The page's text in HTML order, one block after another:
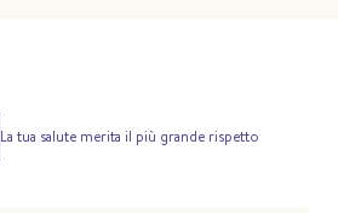
La tua salute merita il più grande rispetto